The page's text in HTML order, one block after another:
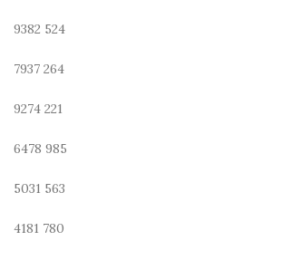
9382 524
7937 264
9274 221
6478 985
5031 563
4181 780